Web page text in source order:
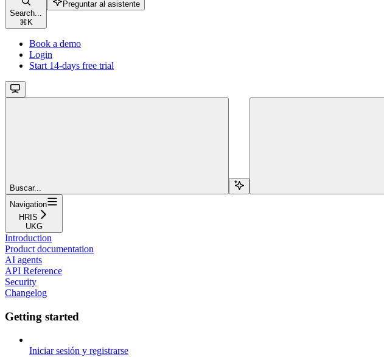
Search...
⌘ K
Preguntar al asistente
Book a demo
Login
Start 14-days free trial
Buscar...
Navigation
HRIS
UKG
Introduction
Product documentation
AI agents
API Reference
Security
Changelog
Getting started
Iniciar sesión y registrarse